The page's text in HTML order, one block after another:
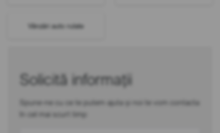
Vânzări auto rulate
Solicită informații
Spune-ne cu ce te putem ajuta și noi te vom contacta
în cel mai scurt timp